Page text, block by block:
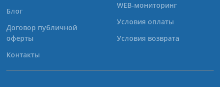
Блог
Договор публичной
оферты
Контакты
WEB-мониторинг
Условия оплаты
Условия возврата